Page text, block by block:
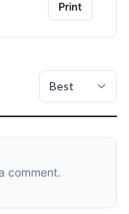
Print
comment.